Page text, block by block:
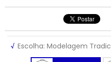
√ Escolha: Modelagem